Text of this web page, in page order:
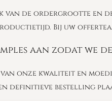
van de ordergrootte en
Bij uw
aan zodat we
onze kwaliteit en
definitieve bestelling